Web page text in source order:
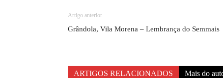
Artigo anterior
Grândola, Vila Morena – Lembrança do Semmais
ARTIGOS RELACIONADOS Mais do